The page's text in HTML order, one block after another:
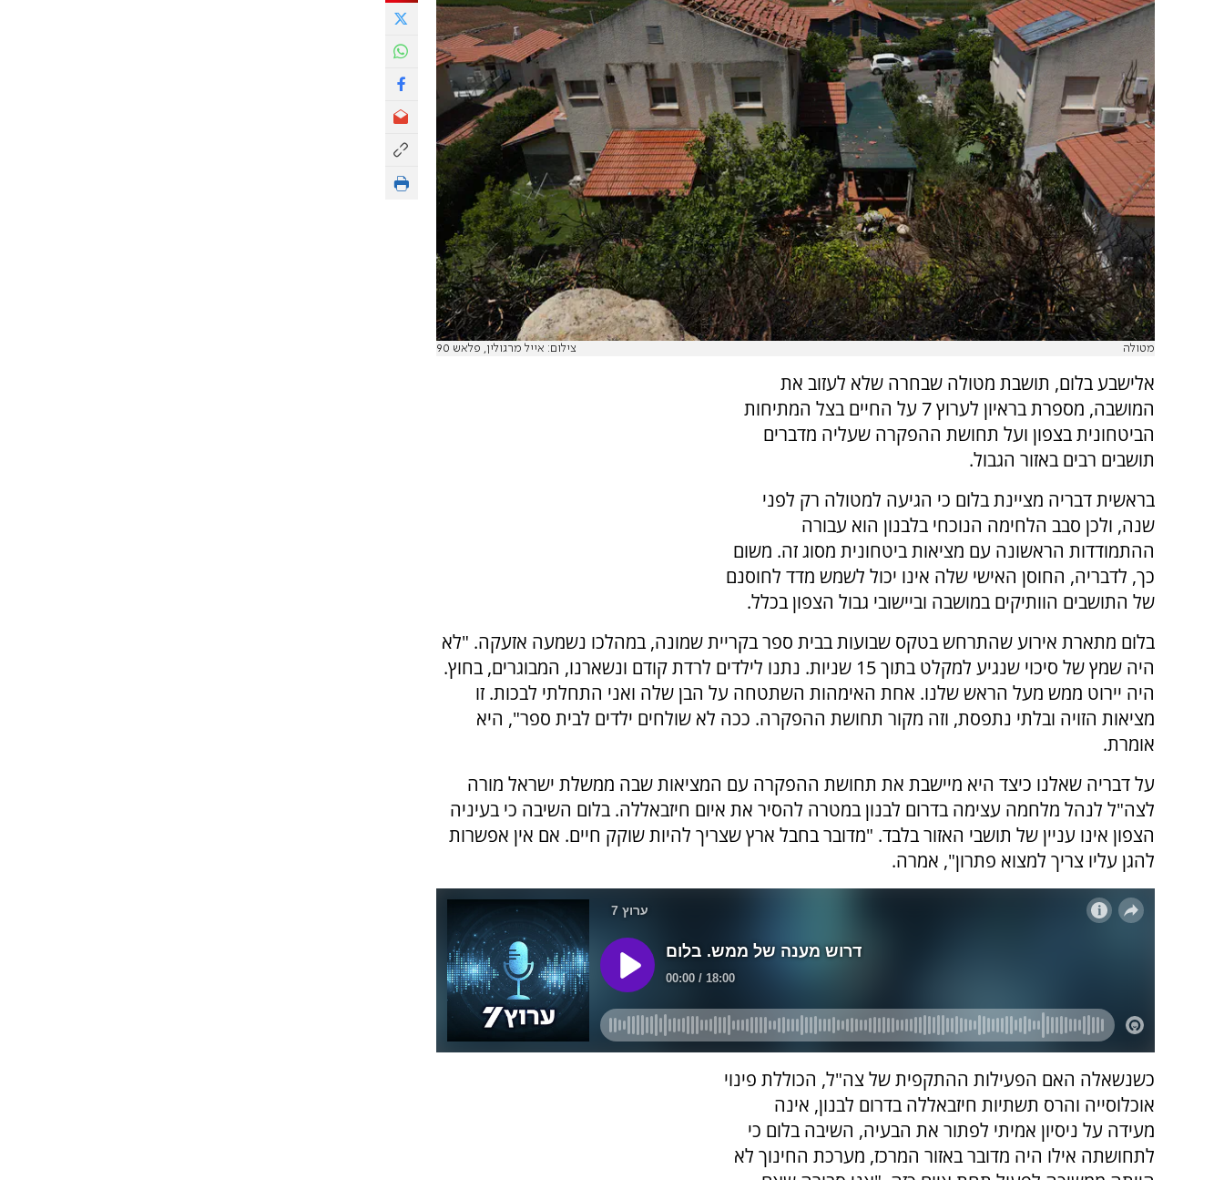
מטולה צילום: אייל מרגולין, פלאש 90
אלישבע בלום, תושבת מטולה שבחרה שלא לעזוב את
המושבה, מספרת בראיון לערוץ 7 על החיים בצל המתיחות
הביטחונית בצפון ועל תחושת ההפקרה שעליה מדברים
תושבים רבים באזור הגבול.
בראשית דבריה מציינת בלום כי הגיעה למטולה רק לפני
שנה, ולכן סבב הלחימה הנוכחי בלבנון הוא עבורה
ההתמודדות הראשונה עם מציאות ביטחונית מסוג זה. משום
כך, לדבריה, החוסן האישי שלה אינו יכול לשמש מדד לחוסנם
של התושבים הוותיקים במושבה וביישובי גבול הצפון בכלל.
בלום מתארת אירוע שהתרחש בטקס שבועות בבית ספר בקריית שמונה, במהלכו נשמעה אזעקה. "לא
היה שמץ של סיכוי שנגיע למקלט בתוך 15 שניות. נתנו לילדים לרדת קודם ונשארנו, המבוגרים, בחוץ.
היה יירוט ממש מעל הראש שלנו. אחת האימהות השתטחה על הבן שלה ואני התחלתי לבכות. זו
מציאות הזויה ובלתי נתפסת, וזה מקור תחושת ההפקרה. ככה לא שולחים ילדים לבית ספר", היא
אומרת.
על דבריה שאלנו כיצד היא מיישבת את תחושת ההפקרה עם המציאות שבה ממשלת ישראל מורה
לצה"ל לנהל מלחמה עצימה בדרום לבנון במטרה להסיר את איום חיזבאללה. בלום השיבה כי בעיניה
הצפון אינו עניין של תושבי האזור בלבד. "מדובר בחבל ארץ שצריך להיות שוקק חיים. אם אין אפשרות
להגן עליו צריך למצוא פתרון", אמרה.
כשנשאלה האם הפעילות ההתקפית של צה"ל, הכוללת פינוי
אוכלוסייה והרס תשתיות חיזבאללה בדרום לבנון, אינה
מעידה על ניסיון אמיתי לפתור את הבעיה, השיבה בלום כי
לתחושתה אילו היה מדובר באזור המרכז, מערכת החינוך לא